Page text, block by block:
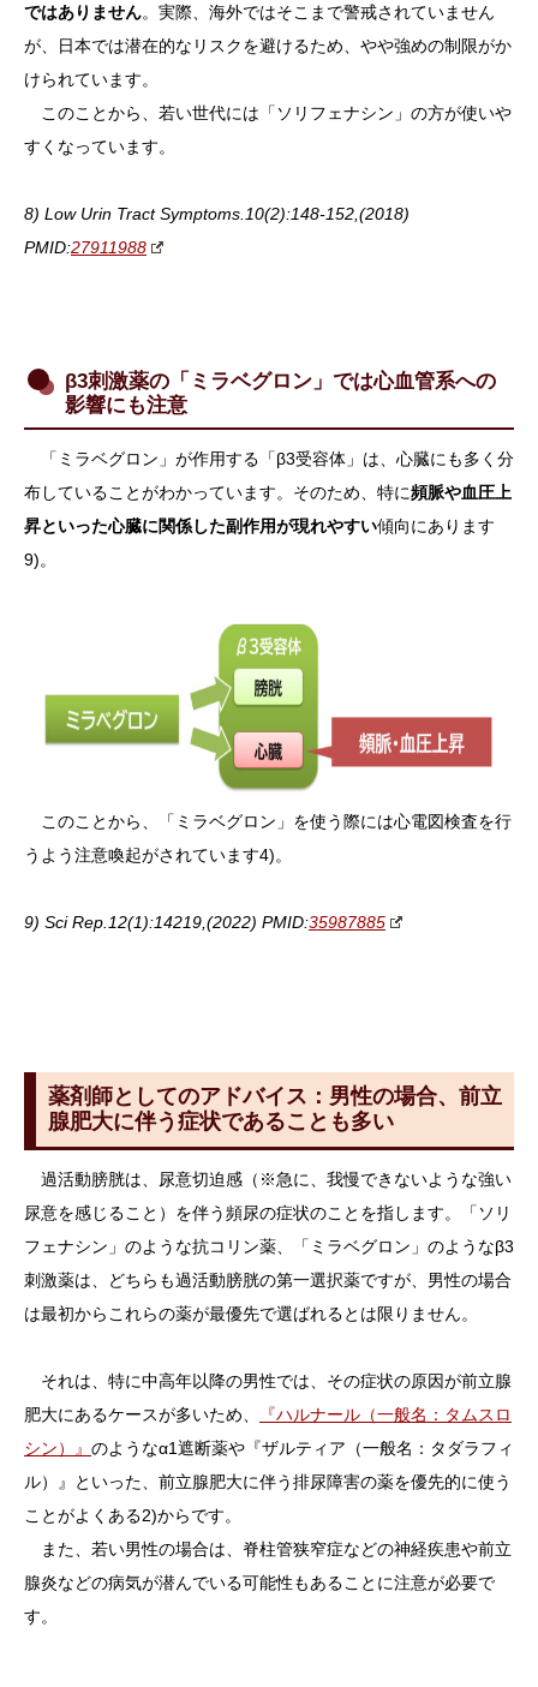
ではありません。実際、海外ではそこまで警戒されていません
が、日本では潜在的なリスクを避けるため、やや強めの制限がか
けられています。
このことから、若い世代には「ソリフェナシン」の方が使いや
すくなっています。
8) Low Urin Tract Symptoms.10(2):148-152,(2018)
PMID:27911988
β3刺激薬の「ミラベグロン」では心血管系への
影響にも注意
「ミラベグロン」が作用する「β3受容体」は、心臓にも多く分
布していることがわかっています。そのため、特に頻脈や血圧上
昇といった心臓に関係した副作用が現れやすい傾向にあります
9)。
このことから、「ミラベグロン」を使う際には心電図検査を行
うよう注意喚起がされています4)。
9) Sci Rep.12(1):14219,(2022) PMID:35987885
薬剤師としてのアドバイス：男性の場合、前立
腺肥大に伴う症状であることも多い
過活動膀胱は、尿意切迫感（※急に、我慢できないような強い
尿意を感じること）を伴う頻尿の症状のことを指します。「ソリ
フェナシン」のような抗コリン薬、「ミラベグロン」のようなβ3
刺激薬は、どちらも過活動膀胱の第一選択薬ですが、男性の場合
は最初からこれらの薬が最優先で選ばれるとは限りません。
それは、特に中高年以降の男性では、その症状の原因が前立腺
肥大にあるケースが多いため、
『ハルナール（一般名：タムスロ
シン）』 のようなα1遮断薬や『ザルティア（一般名：タダラフィ
ル）』といった、前立腺肥大に伴う排尿障害の薬を優先的に使う
ことがよくある2)からです。
また、若い男性の場合は、脊柱管狭窄症などの神経疾患や前立
腺炎などの病気が潜んでいる可能性もあることに注意が必要で
す。